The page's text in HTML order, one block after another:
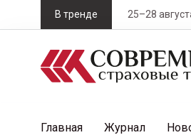
k
В тренде 25–28
Главная Журнал